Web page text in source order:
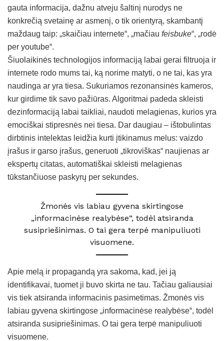
gauta informacija, dažnu atveju šaltinį nurodys ne
konkrečią svetainę ar asmenį, o tik orientyrą, skambantį
maždaug taip: „skaičiau internete“, „mačiau feisbuke“, „rodė
per youtube“.
Šiuolaikinės technologijos informaciją labai gerai filtruoja ir
internete rodo mums tai, ką norime matyti, o ne tai, kas yra
naudinga ar yra tiesa. Sukuriamos rezonansinės kameros,
kur girdime tik savo pažiūras. Algoritmai padeda skleisti
dezinformaciją labai taikliai, naudoti melagienas, kurios yra
emociškai stipresnės nei tiesa. Dar daugiau – ištobulintas
dirbtinis intelektas leidžia kurti įtikinamus melus: vaizdo
įrašus ir garso įrašus, generuoti „tikroviškas“ naujienas ar
ekspertų citatas, automatiškai skleisti melagienas
tūkstančiuose paskyrų per sekundes.
Žmonės vis labiau gyvena skirtingose
„informacinėse realybėse“, todėl atsiranda
susipriešinimas. O tai gera terpė manipuliuoti
visuomene.
Apie melą ir propagandą yra sakoma, kad, jei ją
identifikavai, tuomet ji buvo skirta ne tau. Tačiau galiausiai
vis tiek atsiranda informacinis pasimetimas. Žmonės vis
labiau gyvena skirtingose „informacinėse realybėse“, todėl
atsiranda susipriešinimas. O tai gera terpė manipuliuoti
visuomene.